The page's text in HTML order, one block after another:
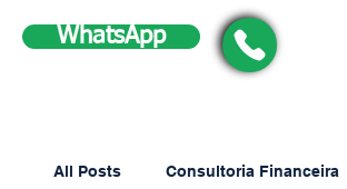
WhatsApp
All Posts Consultoria Financeira